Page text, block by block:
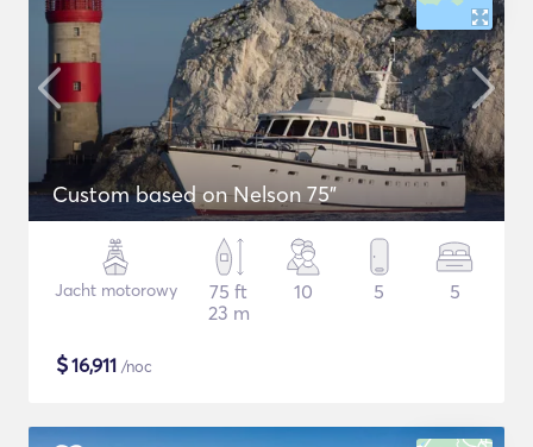
Custom based on Nelson 75"
Jacht motorowy
75 ft
23 m
10 5 5
$16,911 /noc